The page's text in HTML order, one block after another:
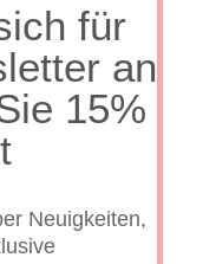
für
an
15%
Neuigkeiten,